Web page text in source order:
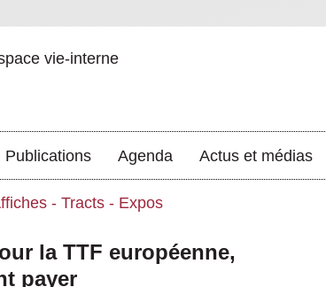
vie-interne
Publications Agenda Actus et médias
- Tracts - Expos
la TTF européenne,
payer